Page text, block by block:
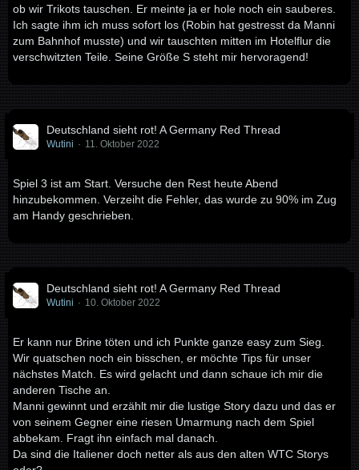
ob wir Trikots tauschen. Er meinte ja er hole noch ein sauberes.
Ich sagte ihm ich muss sofort los (Robin hat gestresst da Manni
zum Bahnhof musste) und wir tauschten mitten im Hotelflur die
verschwitzten Teile. Seine Größe S steht mir hervoragend!
Deutschland sieht rot! A Germany Red Thread
Wutini 11. Oktober 2022
Spiel 3 ist am Start. Versuche den Rest heute Abend
hinzubekommen. Verzeiht die Fehler, das wurde zu 90% im Zug
am Handy geschrieben.
Deutschland sieht rot! A Germany Red Thread
Wutini 10. Oktober 2022
Er kann nur Brine töten und ich Punkte ganze easy zum Sieg.
Wir quatschen noch ein bisschen, er möchte Tips für unser
nächstes Match. Es wird gelacht und dann schaue ich mir die
anderen Tische an.
Manni gewinnt und erzählt mir die lustige Story dazu und das er
von seinem Gegner eine riesen Umarmung nach dem Spiel
abbekam. Fragt ihn einfach mal danach.
Da sind die Italiener doch netter als aus den alten WTC Storys